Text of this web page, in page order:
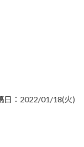
日：2022/01/18(火)